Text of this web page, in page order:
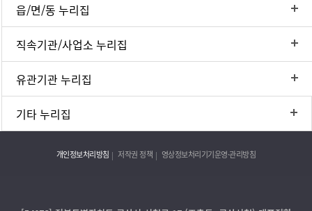
읍/면/동 누리집
직속기관/사업소 누리집
유관기관 누리집
기타 누리집
개인정보처리방침 저작권 정책 영상정보처리기기운영·관리방침